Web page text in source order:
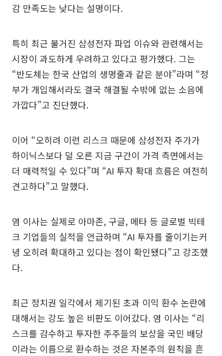
감 만족도는 낮다는 설명이다.
특히 최근 불거진 삼성전자 파업 이슈와 관련해서는
시장이 과도하게 우려하고 있다고 평가했다. 그는
“반도체는 한국 산업의 생명줄과 같은 분야”라며 “정
부가 개입해서라도 결국 해결될 수밖에 없는 소음에
가깝다”고 진단했다.
이어 “오히려 이런 리스크 때문에 삼성전자 주가가
하이닉스보다 덜 오른 지금 구간이 가격 측면에서는
더 매력적일 수 있다”며 “AI 투자 확대 흐름은 여전히
견고하다”고 말했다.
염 이사는 실제로 아마존, 구글, 메타 등 글로벌 빅테
크 기업들의 실적을 언급하며 “AI 투자를 줄이기는커
녕 오히려 확대하고 있다는 점이 확인됐다”고 강조했
다.
최근 정치권 일각에서 제기된 초과 이익 환수 논란에
대해서는 강도 높은 비판도 이어갔다. 염 이사는 “리
스크를 감수하고 투자한 주주들의 보상을 국민 배당
이라는 이름으로 환수하는 것은 자본주의 원칙을 흔